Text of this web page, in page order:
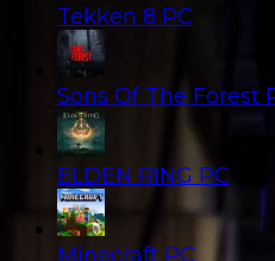
Tekken 8 PC
Sons Of The Forest
ELDEN RING PC
Minecraft PC